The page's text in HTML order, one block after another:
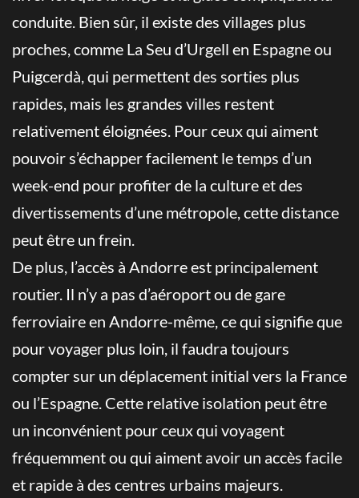
conduite. Bien sûr, il existe des villages plus
proches, comme La Seu d’Urgell en Espagne ou
Puigcerdà, qui permettent des sorties plus
rapides, mais les grandes villes restent
relativement éloignées. Pour ceux qui aiment
pouvoir s’échapper facilement le temps d’un
week-end pour profiter de la culture et des
divertissements d’une métropole, cette distance
peut être un frein.
De plus, l’accès à Andorre est principalement
routier. Il n’y a pas d’aéroport ou de gare
ferroviaire en Andorre-même, ce qui signifie que
pour voyager plus loin, il faudra toujours
compter sur un déplacement initial vers la France
ou l’Espagne. Cette relative isolation peut être
un inconvénient pour ceux qui voyagent
fréquemment ou qui aiment avoir un accès facile
et rapide à des centres urbains majeurs.